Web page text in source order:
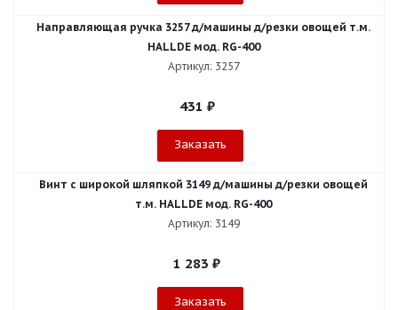
Направляющая ручка 3257 д/машины д/резки овощей т.м.
HALLDE мод. RG-400
Артикул: 3257
431 ₽
Заказать
Винт с широкой шляпкой 3149 д/машины д/резки овощей
т.м. HALLDE мод. RG-400
Артикул: 3149
1 283 ₽
Заказать